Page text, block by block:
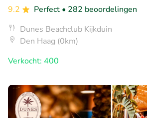
9.2
Perfect • 282 beoordelingen
Dunes Beachclub Kijkduin
Den Haag (0km)
Verkocht: 400